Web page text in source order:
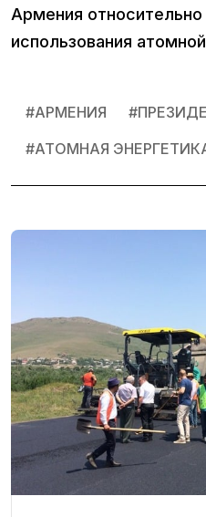
Армения
использования
#АРМЕНИЯ #
#АТОМНАЯ